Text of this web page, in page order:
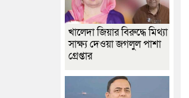
খালেদা জিয়ার বিরুদ্ধে মিথ্যা
সাক্ষ্য দেওয়া জগলুল পাশা
গ্রেপ্তার